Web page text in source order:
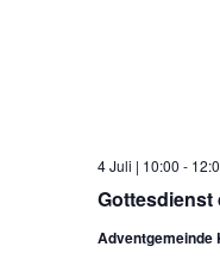
Gottesdienst
4 Juli | 10:00 -
Adventgemeinde